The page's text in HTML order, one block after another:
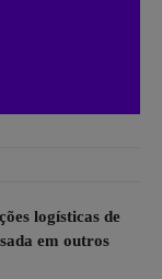
logísticas de
em outros